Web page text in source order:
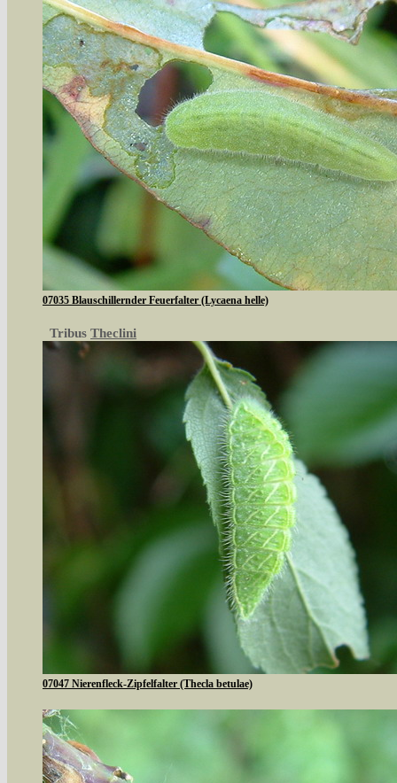
07035 Blauschillernder Feuerfalter (Lycaena helle)
Tribus Theclini
07047 Nierenfleck-Zipfelfalter (Thecla betulae)